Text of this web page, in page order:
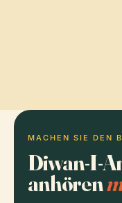
MACHEN SIE DEN
Diwan-I-
anhören